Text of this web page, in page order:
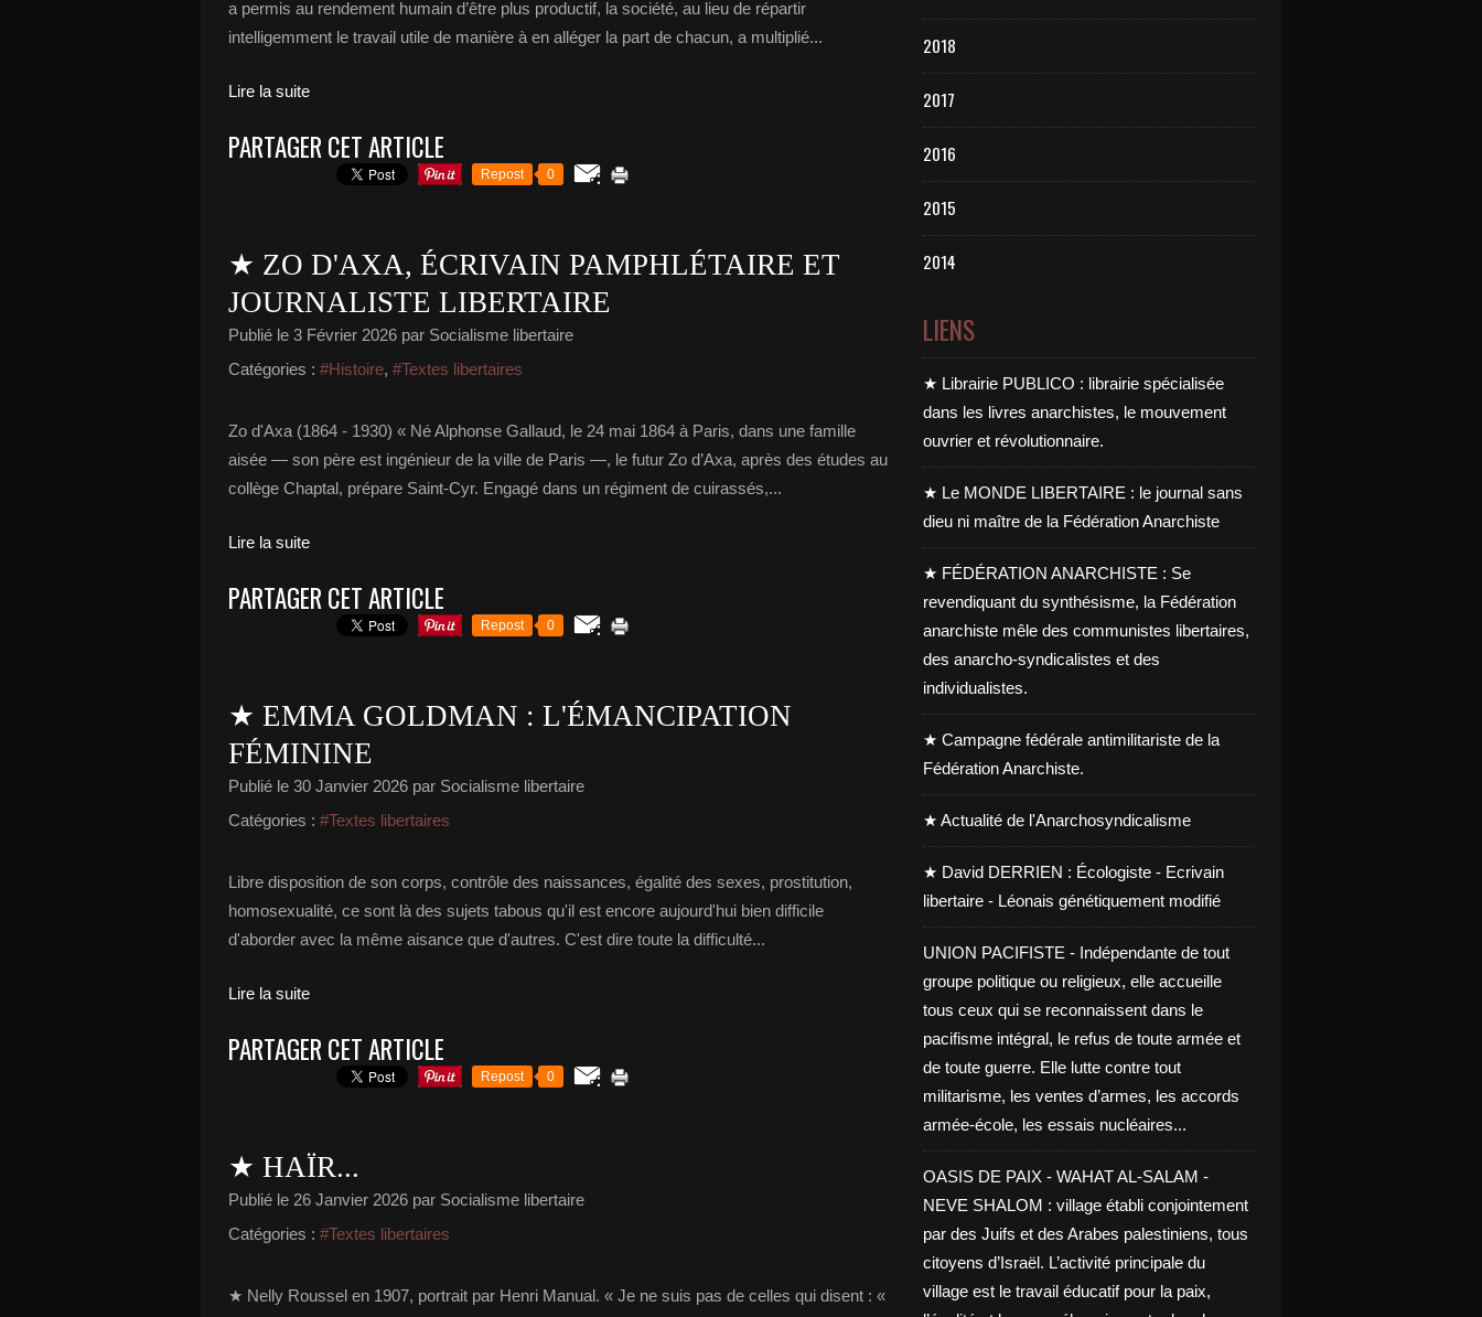
a permis au rendement humain d’être plus productif, la société, au lieu de répartir
intelligemment le travail utile de manière à en alléger la part de chacun, a multiplié...
Lire la suite
PARTAGER CET ARTICLE
Repost 0
★ ZO D'AXA, ÉCRIVAIN PAMPHLÉTAIRE ET
JOURNALISTE LIBERTAIRE
Publié le 3 Février 2026 par Socialisme libertaire
Catégories : #Histoire, #Textes libertaires
Zo d'Axa (1864 - 1930) « Né Alphonse Gallaud, le 24 mai 1864 à Paris, dans une famille
aisée — son père est ingénieur de la ville de Paris —, le futur Zo d’Axa, après des études au
collège Chaptal, prépare Saint-Cyr. Engagé dans un régiment de cuirassés,...
Lire la suite
PARTAGER CET ARTICLE
Repost 0
★ EMMA GOLDMAN : L'ÉMANCIPATION
FÉMININE
Publié le 30 Janvier 2026 par Socialisme libertaire
Catégories : #Textes libertaires
Libre disposition de son corps, contrôle des naissances, égalité des sexes, prostitution,
homosexualité, ce sont là des sujets tabous qu'il est encore aujourd'hui bien difficile
d'aborder avec la même aisance que d'autres. C'est dire toute la difficulté...
Lire la suite
PARTAGER CET ARTICLE
Repost 0
★ HAÏR...
Publié le 26 Janvier 2026 par Socialisme libertaire
Catégories : #Textes libertaires
★ Nelly Roussel en 1907, portrait par Henri Manual. « Je ne suis pas de celles qui disent : «
2018
2017
2016
2015
2014
LIENS
★ Librairie PUBLICO : librairie spécialisée
dans les livres anarchistes, le mouvement
ouvrier et révolutionnaire.
★ Le MONDE LIBERTAIRE : le journal sans
dieu ni maître de la Fédération Anarchiste
★ FÉDÉRATION ANARCHISTE : Se
revendiquant du synthésisme, la Fédération
anarchiste mêle des communistes libertaires,
des anarcho-syndicalistes et des
individualistes.
★ Campagne fédérale antimilitariste de la
Fédération Anarchiste.
★ Actualité de l'Anarchosyndicalisme
★ David DERRIEN : Écologiste - Ecrivain
libertaire - Léonais génétiquement modifié
UNION PACIFISTE - Indépendante de tout
groupe politique ou religieux, elle accueille
tous ceux qui se reconnaissent dans le
pacifisme intégral, le refus de toute armée et
de toute guerre. Elle lutte contre tout
militarisme, les ventes d’armes, les accords
armée-école, les essais nucléaires...
OASIS DE PAIX - WAHAT AL-SALAM -
NEVE SHALOM : village établi conjointement
par des Juifs et des Arabes palestiniens, tous
citoyens d’Israël. L’activité principale du
village est le travail éducatif pour la paix,